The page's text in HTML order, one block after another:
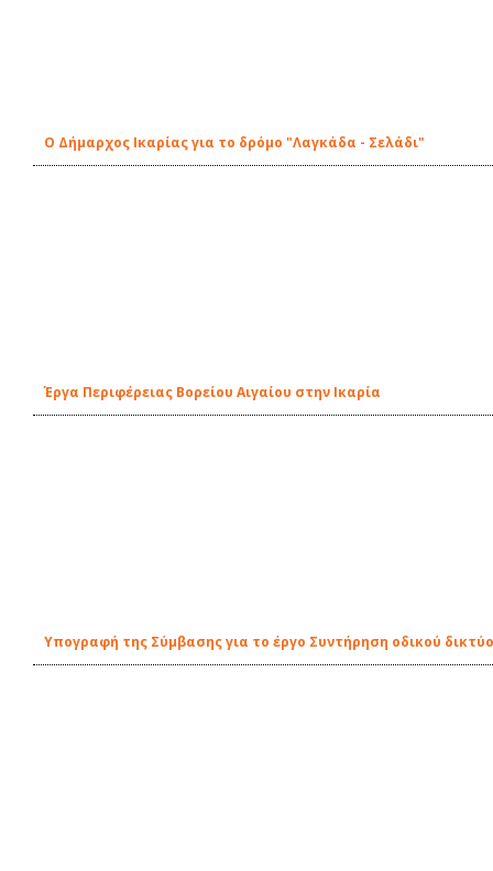
Ο Δήμαρχος Ικαρίας για το δρόμο "Λαγκάδα - Σελάδι"
Έργα Περιφέρειας Βορείου Αιγαίου στην Ικαρία
Υπογραφή της Σύμβασης για το έργο Συντήρηση οδικού